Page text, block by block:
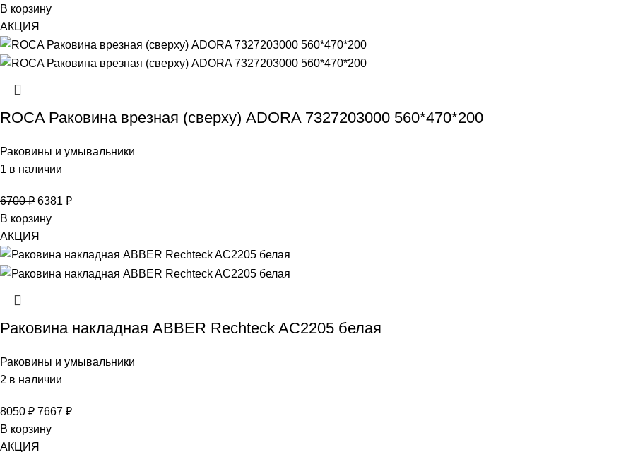
В корзину
АКЦИЯ
ROCA Раковина врезная (сверху) ADORA 7327203000 560*470*200
Раковины и умывальники
1 в наличии
6700₽ 6381 ₽
В корзину
АКЦИЯ
Раковина накладная ABBER Rechteck AC2205 белая
Раковины и умывальники
2 в наличии
8050₽ 7667 ₽
В корзину
АКЦИЯ